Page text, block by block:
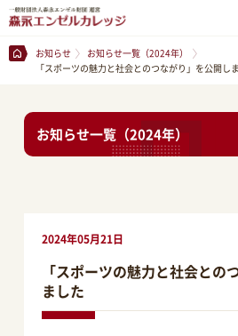
お知らせ
お知らせ一覧（2024年）
「スポーツの魅力と社会とのつながり」を公開し
お知らせ一覧（2024年）
2024年05月21日
「スポーツの魅力と社会との
ました